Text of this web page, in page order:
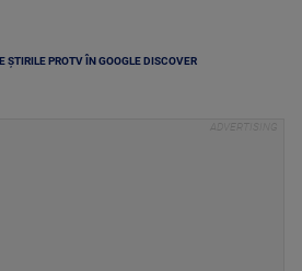
ȘTIRILE PROTV ÎN GOOGLE DISCOVER